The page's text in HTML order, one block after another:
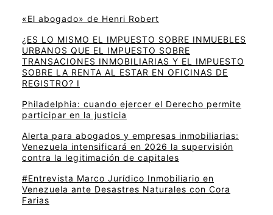
«El abogado» de Henri Robert
¿ES LO MISMO EL IMPUESTO SOBRE INMUEBLES
URBANOS QUE EL IMPUESTO SOBRE
TRANSACIONES INMOBILIARIAS Y EL IMPUESTO
SOBRE LA RENTA AL ESTAR EN OFICINAS DE
REGISTRO? I
Philadelphia: cuando ejercer el Derecho permite
participar en la justicia
Alerta para abogados y empresas inmobiliarias:
Venezuela intensificará en 2026 la supervisión
contra la legitimación de capitales
#Entrevista Marco Jurídico Inmobiliario en
Venezuela ante Desastres Naturales con Cora
Farias